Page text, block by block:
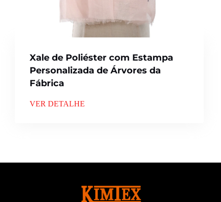
Xale de Poliéster com Estampa
Personalizada de Árvores da
Fábrica
VER DETALHE